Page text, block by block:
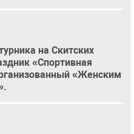
на Скитских
«Спортивная
«Женским